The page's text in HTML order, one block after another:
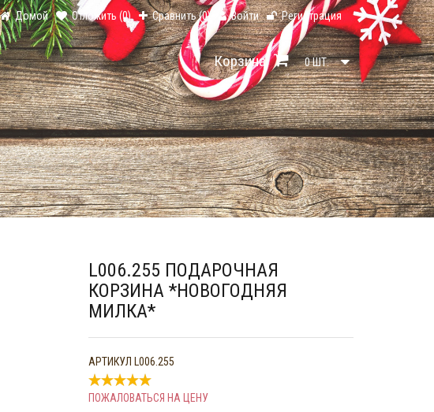
Домой Отложить (0) Сравнить (0) Войти Регистрация
Корзина 0ШТ.
L006.255 ПОДАРОЧНАЯ
КОРЗИНА *НОВОГОДНЯЯ
МИЛКА*
АРТИКУЛ L006.255
ПОЖАЛОВАТЬСЯ НА ЦЕНУ